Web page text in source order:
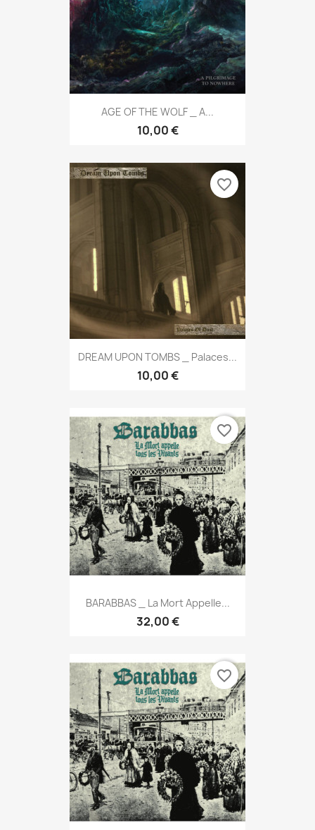
AGE OF THE WOLF _ A...
10,00 €
DREAM UPON TOMBS _ Palaces...
10,00 €
favorite_border
BARABBAS _ La Mort Appelle...
32,00 €
favorite_border
favorite_border